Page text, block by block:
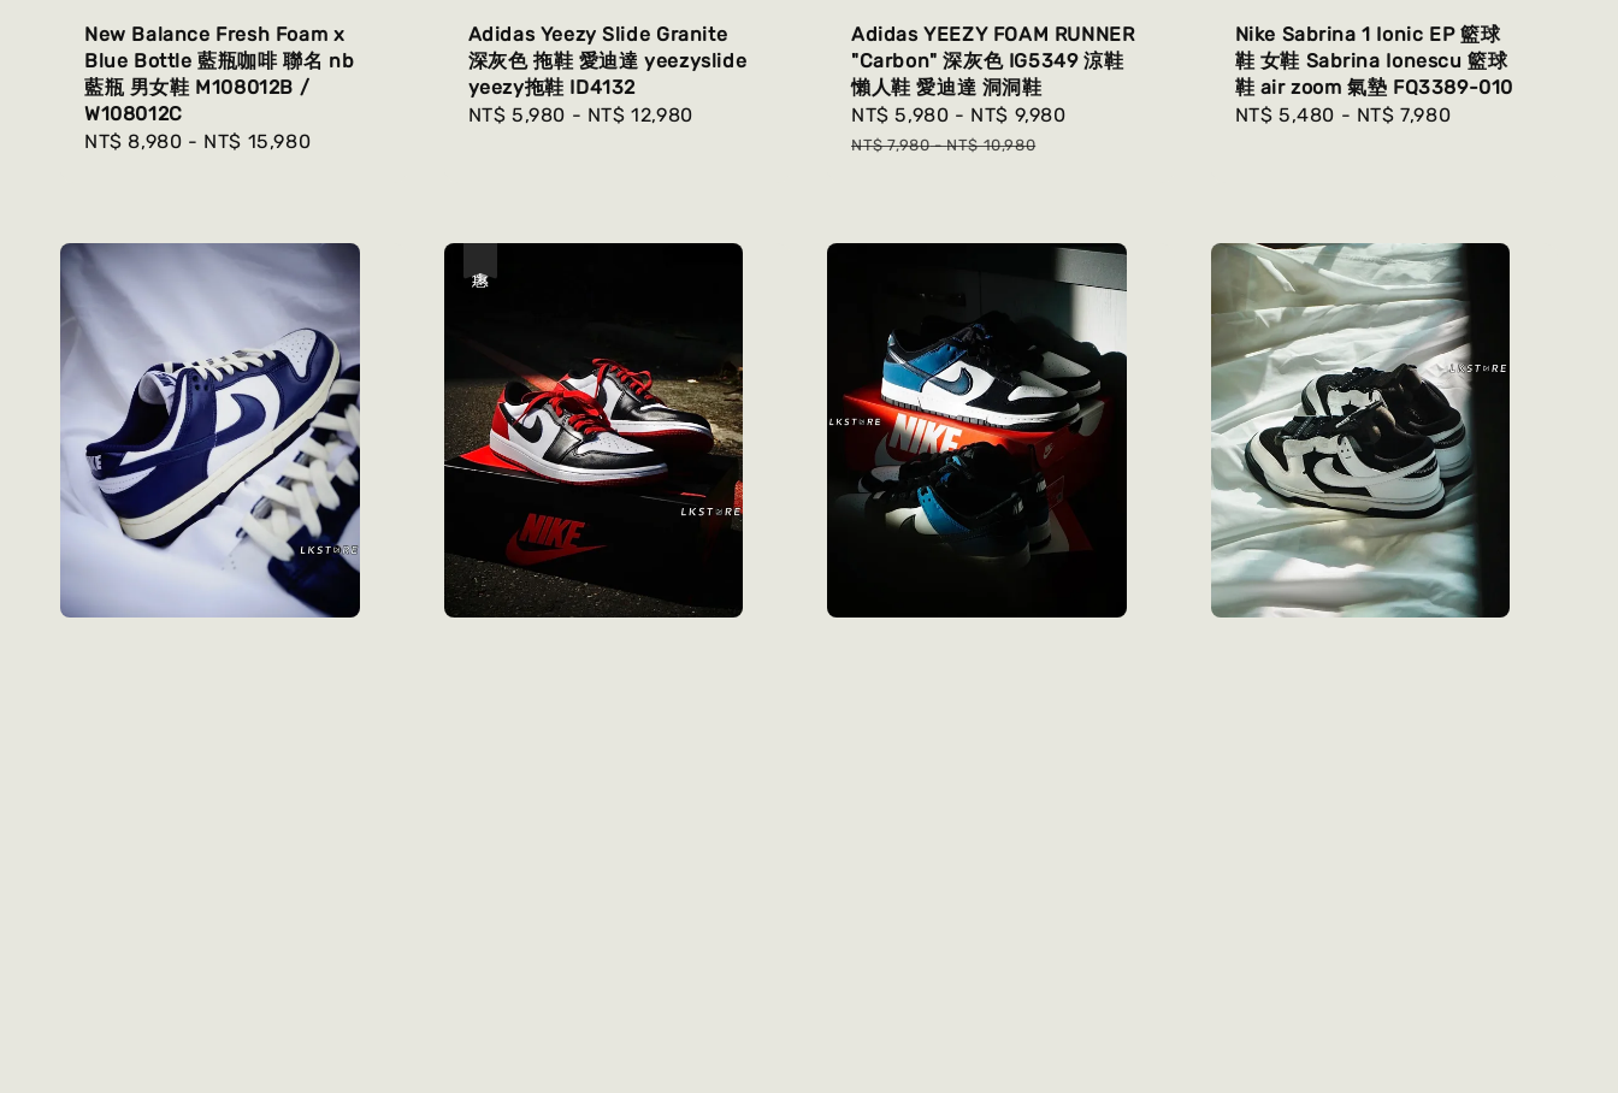
New Balance Fresh Foam x
Blue Bottle 藍瓶咖啡 聯名 nb
藍瓶 男女鞋 M108012B /
W108012C
Regular
NT$ 8,980 - NT$ 15,980
Adidas Yeezy Slide Granite
深灰色 拖鞋 愛迪達 yeezyslide
yeezy拖鞋 ID4132
Regular
NT$ 5,980 - NT$ 12,980
Adidas YEEZY FOAM RUNNER
"Carbon" 深灰色 IG5349 涼鞋
懶人鞋 愛迪達 洞洞鞋
Sale
price
NT$ 5,980 - NT$ 9,980
NT$ 7,980-NT$ 10,980
Nike Sabrina 1 Ionic EP 籃球
鞋 女鞋 Sabrina Ionescu 籃球
鞋 air zoom 氣墊 FQ3389-010
Regular
NT$ 5,480 - NT$ 7,980